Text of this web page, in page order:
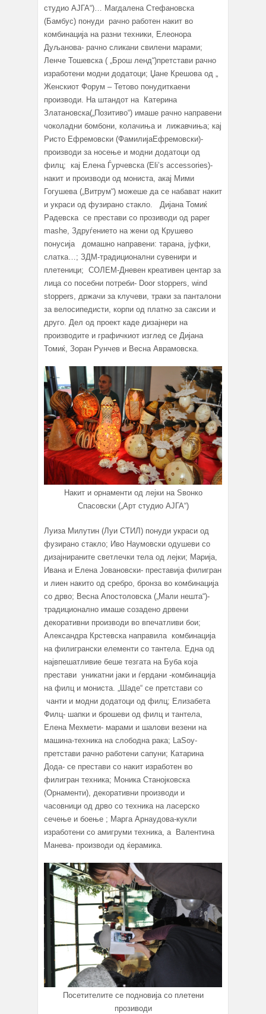
студио АЈГА“)… Магдалена Стефановска
(Бамбус) понуди рачно работен накит во
комбинација на разни техники, Елеонора
Дуљанова- рачно сликани свилени марами;
Ленче Тошевска ( „Брош ленд“)претстави рачно
изработени модни додатоци; Џане Крешова од „
Женскиот Форум – Тетово понудиткаени
производи. На штандот на Катерина
Златановска(„Позитиво“) имаше рачно направени
чоколадни бомбони, колачиња и лижавчиња; кај
Ристо Ефремовски (ФамилијаЕфремовски)-
производи за носење и модни додатоци од
филц; кај Елена Ѓурчевска (Eli’s accessories)-
накит и производи од мониста, акај Мими
Гогушева („Витрум“) можеше да се набават накит
и украси од фузирано стакло. Дијана Томиќ
Радевска се престави со прозиводи од paper
mashe, Здруѓението на жени од Крушево
понусија домашно направени: тарана, јуфки,
слатка…; ЗДМ-традиционални сувенири и
плетеници; СОЛЕМ-Дневен креативен центар за
лица со посебни потреби- Door stoppers, wind
stoppers, држачи за клучеви, траки за пантaлони
за велосипедисти, корпи од платно за саксии и
друго. Дел од проект каде дизајнери на
производите и графичкиот изглед се Дијана
Томиќ, Зоран Рунчев и Весна Аврамовска.
Накит и орнаменти од лејки на Ѕвонко
Спасовски („Арт студио АЈГА“)
Луиза Милутин (Луи СТИЛ) понуди украси од
фузирано стакло; Иво Наумовски одушеви со
дизајнираните светлечки тела од лејки; Марија,
Ивана и Елена Јовановски- преставија филигран
и лиен накито од сребро, бронза во комбинација
со дрво; Весна Апостоловска („Мали нешта“)-
традиционално имаше созадено дрвени
декоративни производи во впечатливи бои;
Александра Крстевска направила комбинација
на филигрански елементи со тантела. Една од
највпешатливие беше тезгата на Буба која
престави уникатни јаки и ѓердани -комбинација
на филц и мониста. „Шаде“ се претстави со
чанти и модни додатоци од филц; Елизабета
Филц- шапки и брошеви од филц и тантела,
Елена Мехмети- марами и шалови везени на
машина-техника на слободна рака; LaSoy-
претстави рачно работени сапуни; Катарина
Дода- се престави со накит изработен во
филигран техника; Моника Станојковска
(Орнаменти), декоративни производи и
часовници од дрво со техника на ласерско
сечење и боење ; Марга Арнаудова-кукли
изработени со амигруми техника, а Валентина
Манева- производи од ќерамика.
Посетителите се подновија со плетени
прозиводи